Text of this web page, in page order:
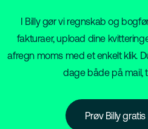
I Billy gør vi regnskab og
fakturaer, upload dine
afregn moms med et enkelt klik.
dage både på mail,
Prøv Billy